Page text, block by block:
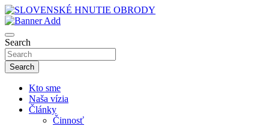
Skip
to
content
SLOVENSKÉ HNUTIE OBRODY
Search
Search
Kto sme
Naša vízia
Články
Činnosť